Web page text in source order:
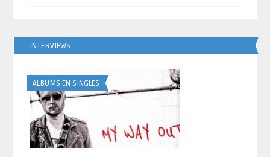
INTERVIEWS
ALBUMS EN SINGLES